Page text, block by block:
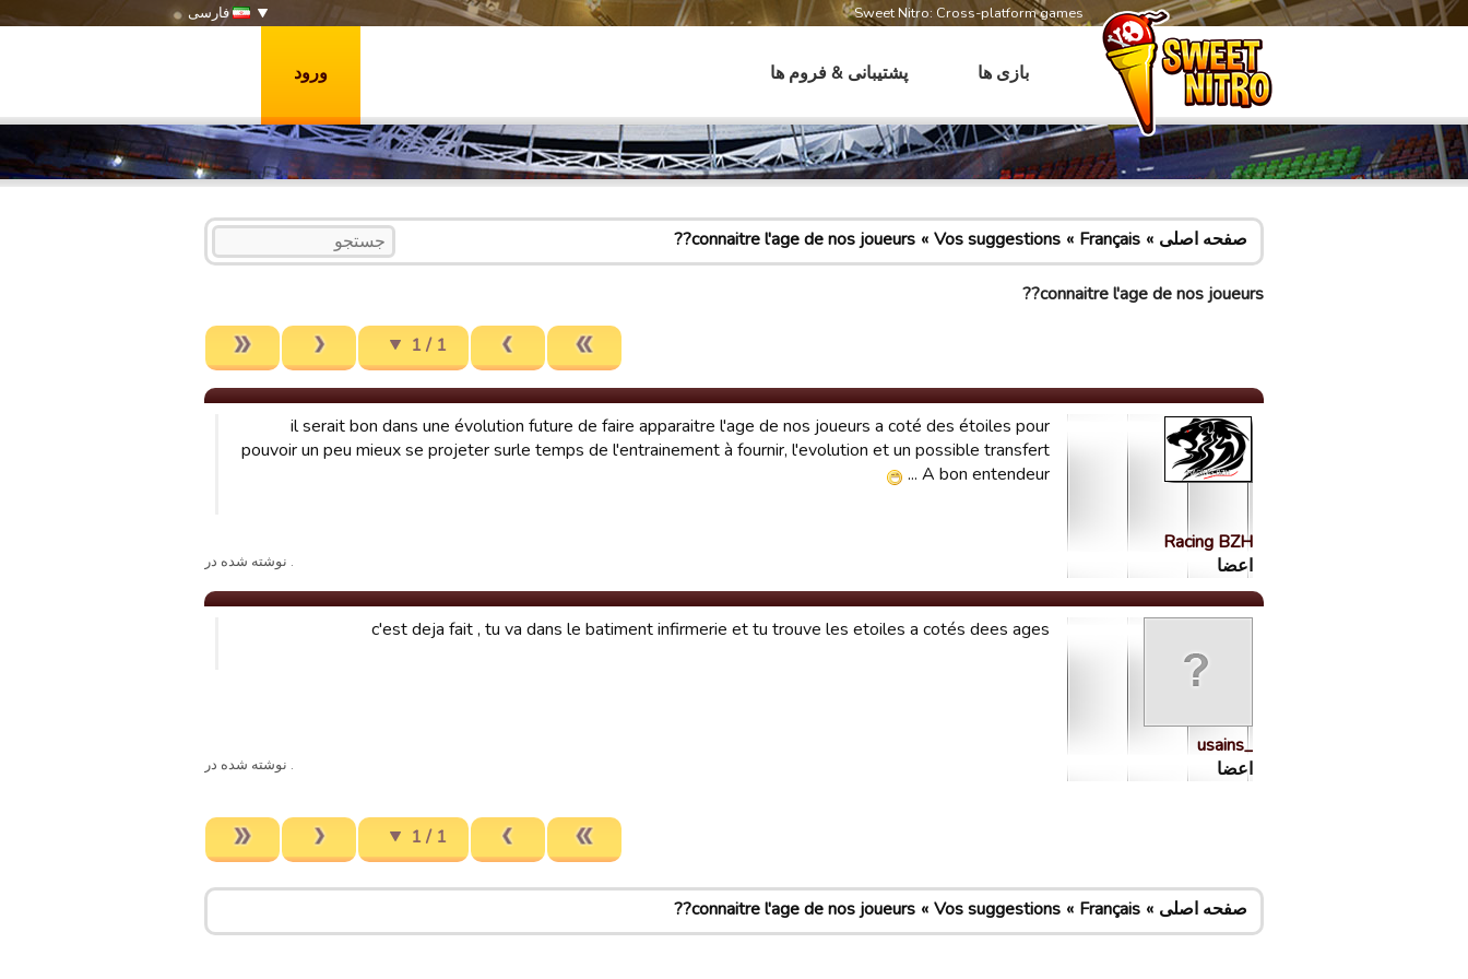
Sweet Nitro: Cross-platform games فارسی
بازی ها پشتیبانی & فروم ها ورود
صفحه اصلی Français
Vos suggestions
connaitre l'age de nos joueurs??
connaitre l'age de nos joueurs??
1 / 1
Racing BZH
اعضا
il serait bon dans une évolution future de faire apparaitre l'age de nos joueurs a coté des étoiles pour
pouvoir un peu mieux se projeter surle temps de l'entrainement à fournir, l'evolution et un possible transfert
... A bon entendeur
. نوشته شده در
_usains
اعضا
c'est deja fait , tu va dans le batiment infirmerie et tu trouve les etoiles a cotés dees ages
. نوشته شده در
1 / 1
صفحه اصلی Français
Vos suggestions
connaitre l'age de nos joueurs??